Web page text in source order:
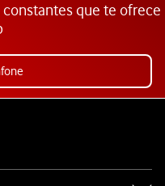
que te ofrece
Vodafone